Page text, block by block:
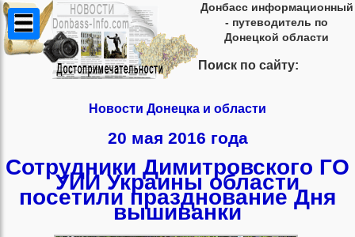
Донбасс информационный
- путеводитель по
Донецкой области
Поиск по сайту:
Новости Донецка и области
20 мая 2016 года
Сотрудники Димитровского ГО
УИИ Украины области
посетили празднование Дня
вышиванки